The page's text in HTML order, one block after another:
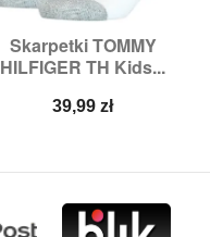
Skarpetki TOMMY
HILFIGER TH Kids...
Cena
39,99 zł